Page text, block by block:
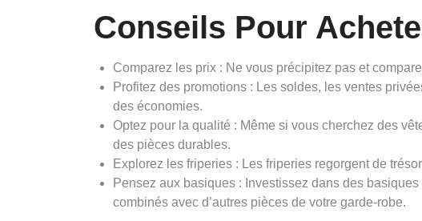
Conseils Pour
Comparez les prix : Ne vous précipitez pas et
Profitez des promotions : Les soldes, les ventes
des économies.
Optez pour la qualité : Même si vous cherchez des
des pièces durables.
Explorez les friperies : Les friperies regorgent de
Pensez aux basiques : Investissez dans des
combinés avec d’autres pièces de votre garde-robe.